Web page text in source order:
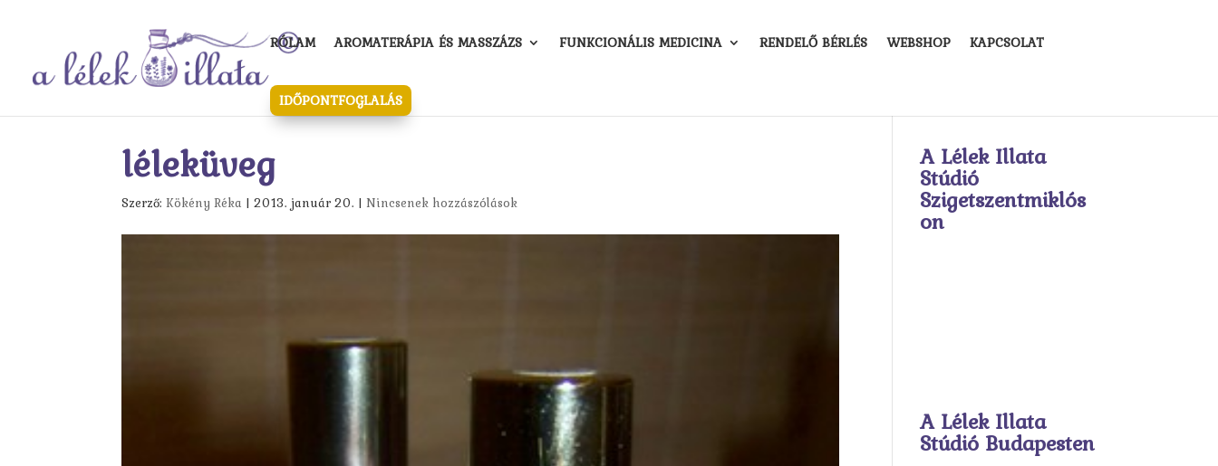
RÓLAM AROMATERÁPIA ÉS MASSZÁZS FUNKCIONÁLIS MEDICINA RENDELŐ BÉRLÉS WEBSHOP KAPCSOLAT
IDŐPONTFOGLALÁS
léleküveg
Szerző:Kökény Réka |2013. január 20. | Nincsenek hozzászólások
A Lélek Illata
Stúdió
Szigetszentmiklós
on
A Lélek Illata
Stúdió Budapesten